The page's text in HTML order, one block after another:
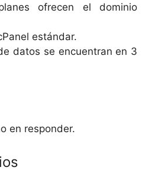
ofrecen el dominio
estándar.
datos se encuentran en 3
en responder.